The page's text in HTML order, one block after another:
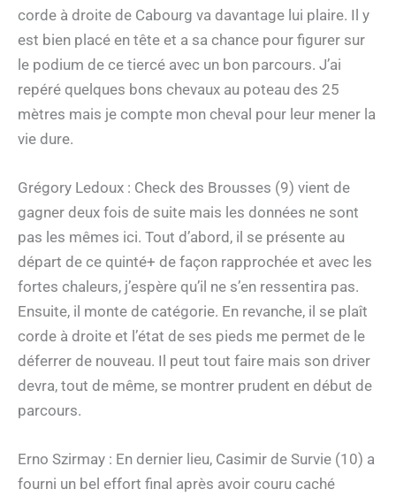
corde à droite de Cabourg va davantage lui plaire. Il y
est bien placé en tête et a sa chance pour figurer sur
le podium de ce tiercé avec un bon parcours. J’ai
repéré quelques bons chevaux au poteau des 25
mètres mais je compte mon cheval pour leur mener la
vie dure.
Grégory Ledoux : Check des Brousses (9) vient de
gagner deux fois de suite mais les données ne sont
pas les mêmes ici. Tout d’abord, il se présente au
départ de ce quinté+ de façon rapprochée et avec les
fortes chaleurs, j’espère qu’il ne s’en ressentira pas.
Ensuite, il monte de catégorie. En revanche, il se plaît
corde à droite et l’état de ses pieds me permet de le
déferrer de nouveau. Il peut tout faire mais son driver
devra, tout de même, se montrer prudent en début de
parcours.
Erno Szirmay : En dernier lieu, Casimir de Survie (10) a
fourni un bel effort final après avoir couru caché